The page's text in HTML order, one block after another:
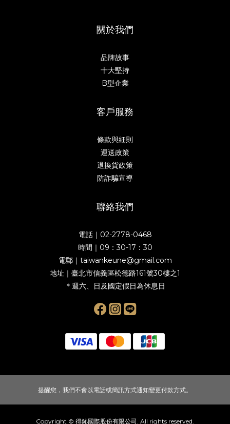
關於我們
品牌故事
十大堅持
B型企業
客戶服務
條款與細則
運送政策
退換貨政策
防詐騙宣導
聯絡我們
電話｜02-2778-0468
時間｜09：30-17：30
電郵｜taiwankeune@gmail.com
地址｜臺北市信義區松德路161號30樓之1
＊週六、日及國定假日為休息日
提醒您，我們不會以電話或簡訊方式通知變更付款方式。
Copyright © 得鈊國際股份有限公司. All rights reserved.